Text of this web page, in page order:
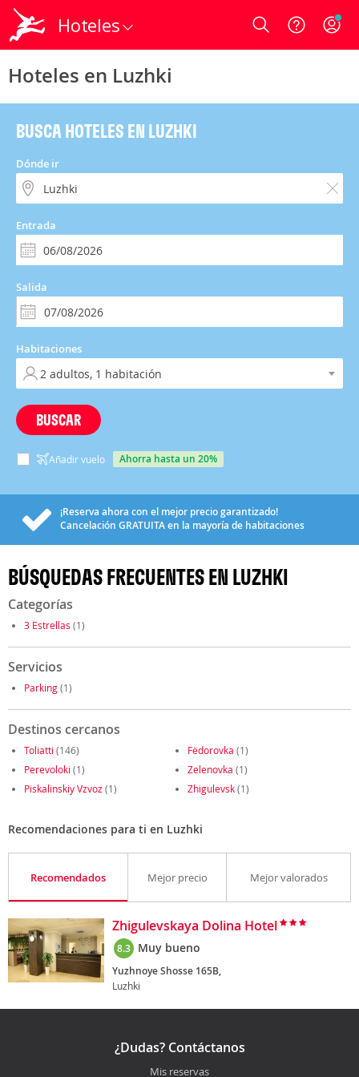
Hoteles Login
Hoteles en Luzhki
BUSCA HOTELES EN LUZHKI
Dónde ir
Entrada
Salida
Habitaciones
BUSCAR
Añadir vuelo ahorra hasta un 20%
¡Reserva ahora con el mejor precio garantizado!
Cancelación GRATUITAen la mayoría de habitaciones
BÚSQUEDAS FRECUENTES EN LUZHKI
Categorías
3 Estrellas (1)
Servicios
Parking(1)
Destinos cercanos
Toliatti (146) Fëdorovka (1)
Perevoloki (1) Zelenovka (1)
Piskalinskiy Vzvoz (1) Zhigulevsk(1)
Recomendaciones para ti en Luzhki
Recomendados Mejor precio Mejor valorados
Zhigulevskaya Dolina Hotel
8.3 Muy bueno
Yuzhnoye Shosse 165B,
Luzhki
¿Dudas? Contáctanos
Mis reservas